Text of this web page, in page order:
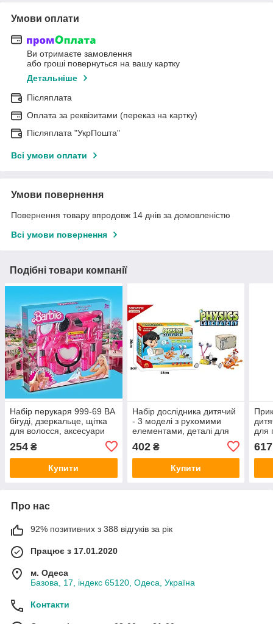
Умови оплати
Ви отримаєте замовлення
або гроші повернуться на вашу картку
Детальніше
Післяплата
Оплата за реквізитами (переказ на картку)
Післяплата "УкрПошта"
Всі умови оплати
Умови повернення
Повернення товару впродовж 14 днів за домовленістю
Всі умови повернення
Подібні товари компанії
Набір перукаря 999-69 BA
бігуді, дзеркальце, щітка
для волосся, аксесуари
254 ₴
Купити
Набір дослідника дитячий
- 3 моделі з рухомими
елементами, деталі для
88006
402₴
Купити
для
617
Про нас
92% позитивних з 388 відгуків за рік
Працює з 17.01.2020
м. Одеса
Базова, 17, індекс 65120, Одеса, Україна
Контакти